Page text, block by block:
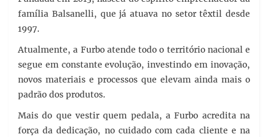
família Balsanelli, que já atuava no setor têxtil desde
1997.
Atualmente, a Furbo atende todo o território nacional e
segue em constante evolução, investindo em inovação,
novos materiais e processos que elevam ainda mais o
padrão dos produtos.
Mais do que vestir quem pedala, a Furbo acredita na
força da dedicação, no cuidado com cada cliente e na